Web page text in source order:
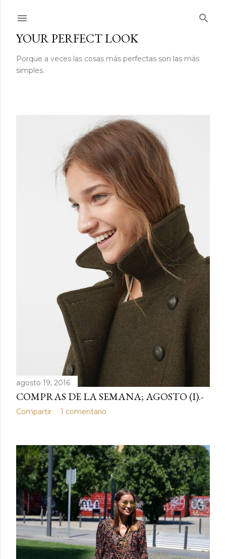
YOUR PERFECT LOOK
Porque a veces las cosas más perfectas son las más
simples.
agosto 19, 2016
COMPRAS DE LA SEMANA; AGOSTO (I).-
Compartir 1 comentario